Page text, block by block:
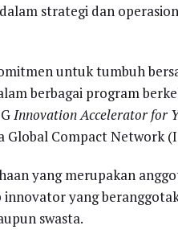
strategi dan
untuk tumbuh
berbagai program
Innovation Accelerator for
Global Compact Network
yang merupakan
innovator yang
swasta.